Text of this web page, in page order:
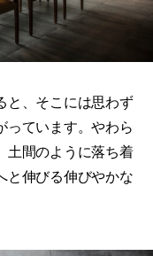
と、そこには思わず
っています。やわら
土間のように落ち着
と伸びる伸びやかな